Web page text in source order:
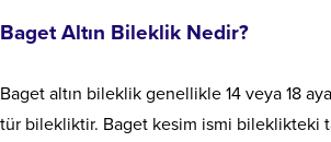
Baget Altın Bileklik Nedir?
Baget altın bileklik genellikle 14 veya 18
tür bilekliktir. Baget kesim ismi bileklikteki